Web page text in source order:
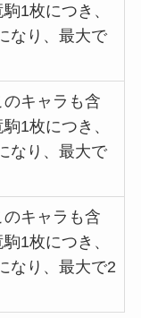
1枚につき、
なり、最大で
キャラも含
1枚につき、
なり、最大で
キャラも含
1枚につき、
なり、最大で2